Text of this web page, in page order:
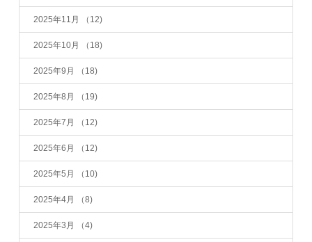
2025年11月 （12)
2025年10月 （18)
2025年9月 （18)
2025年8月 （19)
2025年7月 （12)
2025年6月 （12)
2025年5月 （10)
2025年4月 （8)
2025年3月 （4)